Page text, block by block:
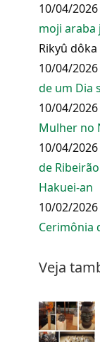
10/04/2026
moji araba
Rikyû dôka
10/04/
de um Dia
10/04/
Mulher no
10/04/
de
Hakuei-an
10/02/
Cerimônia
Veja